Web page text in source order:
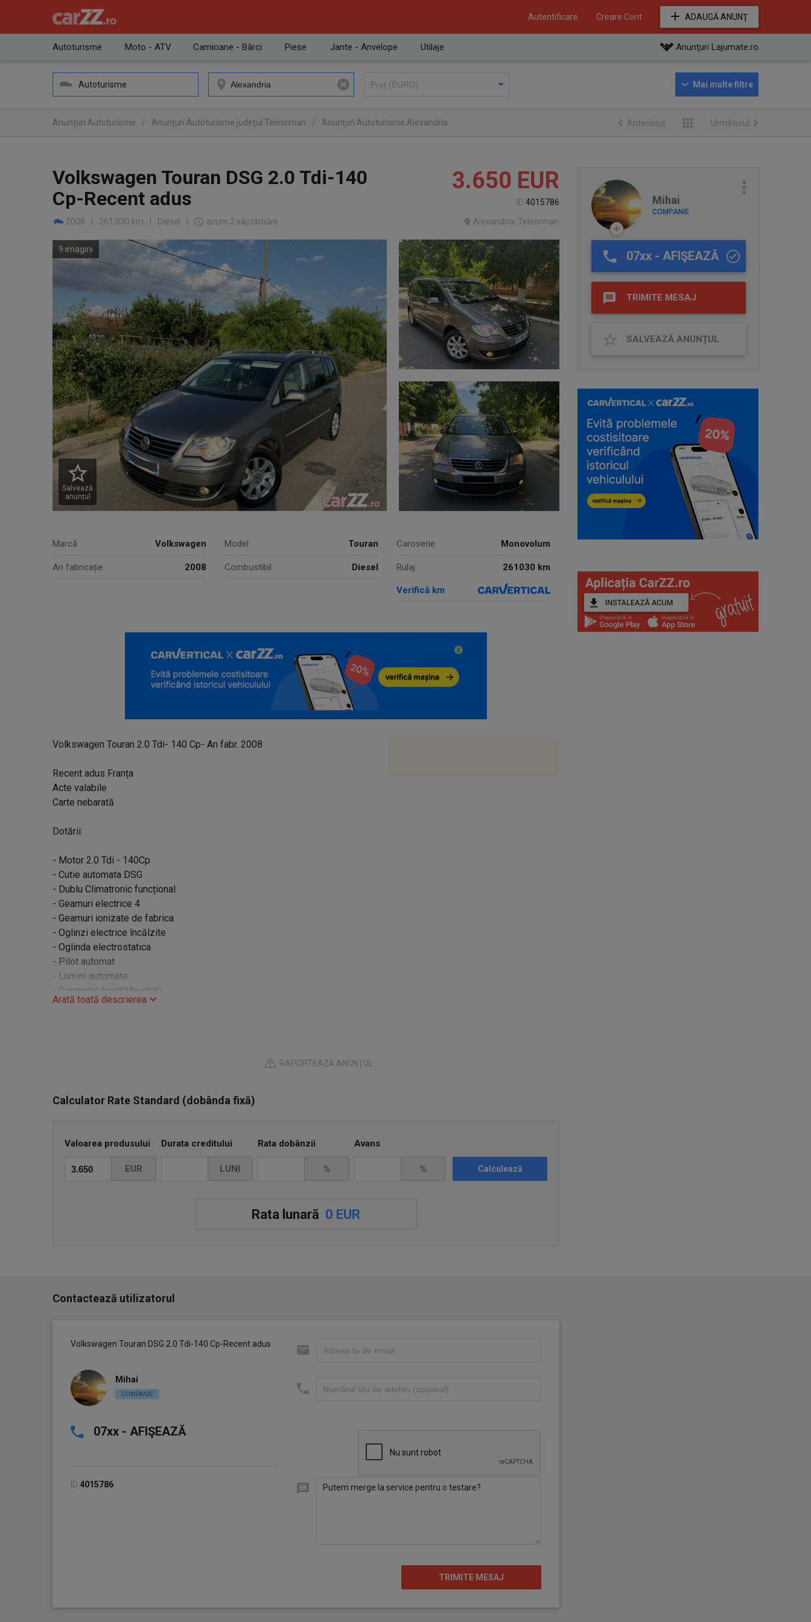
Autentificare Creare Cont ADAUGĂ ANUNŢ
Autoturisme Moto - ATV Camioane - Bărci Piese Jante - Anvelope Utilaje Anunţuri Lajumate.ro
Autoturisme
Anunţuri Autoturisme / Anunţuri Autoturisme judeţul Teleorman / Anunţuri Autoturisme Alexandria Anteriorul Următorul
Mihai
COMPANIE
07xx - AFIŞEAZĂ
TRIMITE MESAJ
SALVEAZĂ ANUNȚUL
Volkswagen Touran DSG 2.0 Tdi-140
Cp-Recent adus
3.650 EUR
ID 4015786
2008
261,030 km Diesel acum 2 săptămâni Alexandria, Teleorman
Salvează
anunțul
9 imagini
Marcă Volkswagen Model Touran Caroserie Monovolum
An fabricație 2008 Combustibil Diesel Rulaj 261030 km
Verifică km
Volkswagen Touran 2.0 Tdi- 140 Cp- An fabr. 2008
Recent adus Franța
Acte valabile
Carte nebarată
Dotării:
- Motor 2.0 Tdi - 140Cp
- Cutie automata DSG
- Dublu Climatronic funcțional
- Geamuri electrice 4
- Geamuri ionizate de fabrica
- Oglinzi electrice încălzite
- Oglinda electrostatica
- Pilot automat
- Lumini automate
- Computer bord(Maxidot)
- Volan piele
- Senzori de ploaie
- Senzori parcare fata spate
- Jante aliaj 16
- Anvelope M+S aproape noi
Arată toată descrierea
RAPORTEAZĂ ANUNȚUL
Calculator Rate Standard (dobânda fixă)
Valoarea produsului
EUR
Durata creditului
LUNI
Rata dobânzii
%
Avans
% Calculează
Rata lunară 0 EUR
Contactează utilizatorul
Volkswagen Touran DSG 2.0 Tdi-140 Cp-Recent adus
Mihai
COMPANIE
07xx - AFIŞEAZĂ
ID 4015786